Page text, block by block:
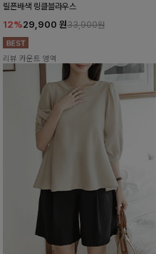
릴픈배색 링클블라우스
12%29,900 원33,900원
리뷰 카운트 영역